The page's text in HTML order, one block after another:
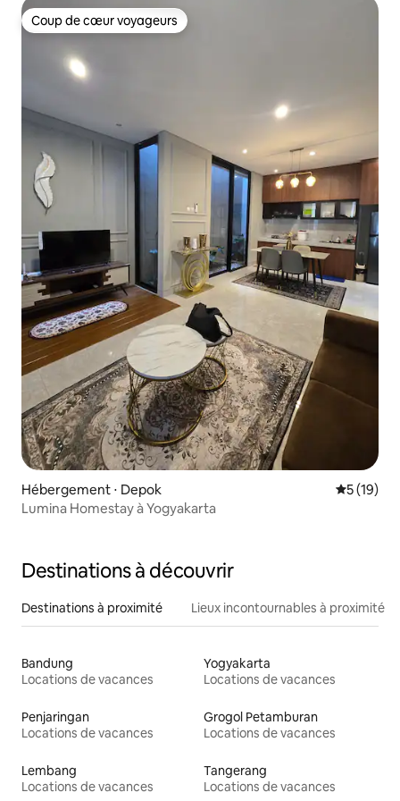
Coup de cœur voyageurs
Coup de cœur voyageurs
Hébergement ⋅ Depok
5 (19)
Lumina Homestay à Yogyakarta
Destinations à découvrir
Destinations à proximité Lieux incontournables à proximité
Bandung
Locations de vacances
Yogyakarta
Locations de vacances
Penjaringan
Locations de vacances
Grogol Petamburan
Locations de vacances
Lembang
Locations de vacances
Tangerang
Locations de vacances